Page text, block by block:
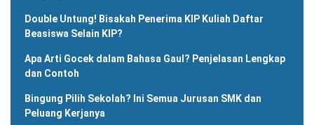
Double Untung! Bisakah Penerima KIP Kuliah Daftar
Beasiswa Selain KIP?
Apa Arti Gocek dalam Bahasa Gaul? Penjelasan Lengkap
dan Contoh
Bingung Pilih Sekolah? Ini Semua Jurusan SMK dan
Peluang Kerjanya